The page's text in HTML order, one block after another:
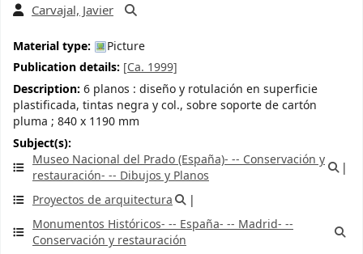
Carvajal, Javier
Material type:
Picture
Publication details: [Ca. 1999]
Description: 6 planos : diseño y rotulación en superficie
plastificada, tintas negra y col., sobre soporte de cartón
pluma ; 840 x 1190 mm
Subject(s):
Museo Nacional del Prado (España)- -- Conservación y
restauración- -- Dibujos y Planos
Proyectos de arquitectura
Monumentos Históricos- -- España- -- Madrid- --
Conservación y restauración